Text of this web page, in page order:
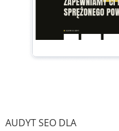
AUDYT SEO DLA